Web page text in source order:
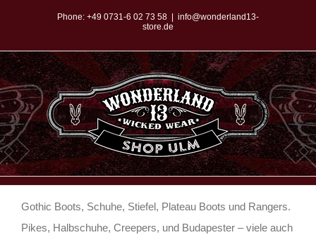
springen
Phone: +49 0731-6 02 73 58
info@wonderland13-
store.de
Gothic Boots, Schuhe, Stiefel, Plateau Boots und Rangers.
Pikes, Halbschuhe, Creepers, und Budapester – viele auch